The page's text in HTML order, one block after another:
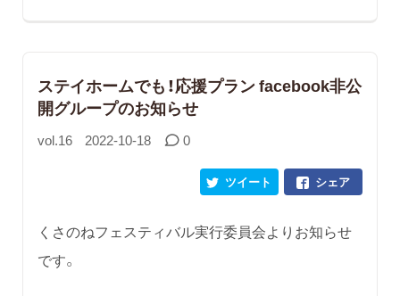
ステイホームでも！応援プラン facebook非公
開グループのお知らせ
vol.16 2022-10-18 0
シェア
ツイート
くさのねフェスティバル実行委員会よりお知らせ
です。